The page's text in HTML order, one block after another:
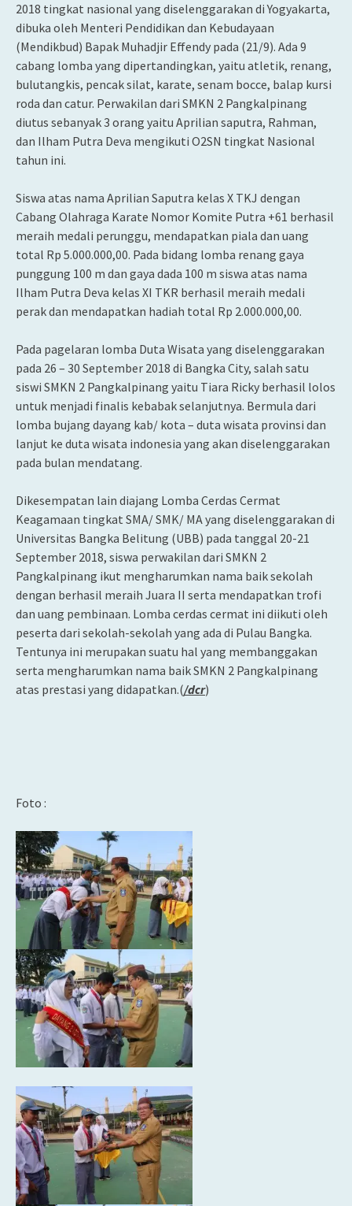
2018 tingkat nasional yang diselenggarakan di Yogyakarta,
dibuka oleh Menteri Pendidikan dan Kebudayaan
(Mendikbud) Bapak Muhadjir Effendy pada (21/9). Ada 9
cabang lomba yang dipertandingkan, yaitu atletik, renang,
bulutangkis, pencak silat, karate, senam bocce, balap kursi
roda dan catur. Perwakilan dari SMKN 2 Pangkalpinang
diutus sebanyak 3 orang yaitu Aprilian saputra, Rahman,
dan Ilham Putra Deva mengikuti O2SN tingkat Nasional
tahun ini.
Siswa atas nama Aprilian Saputra kelas X TKJ dengan
Cabang Olahraga Karate Nomor Komite Putra +61 berhasil
meraih medali perunggu, mendapatkan piala dan uang
total Rp 5.000.000,00. Pada bidang lomba renang gaya
punggung 100 m dan gaya dada 100 m siswa atas nama
Ilham Putra Deva kelas XI TKR berhasil meraih medali
perak dan mendapatkan hadiah total Rp 2.000.000,00.
Pada pagelaran lomba Duta Wisata yang diselenggarakan
pada 26 – 30 September 2018 di Bangka City, salah satu
siswi SMKN 2 Pangkalpinang yaitu Tiara Ricky berhasil lolos
untuk menjadi finalis kebabak selanjutnya. Bermula dari
lomba bujang dayang kab/ kota – duta wisata provinsi dan
lanjut ke duta wisata indonesia yang akan diselenggarakan
pada bulan mendatang.
Dikesempatan lain diajang Lomba Cerdas Cermat
Keagamaan tingkat SMA/ SMK/ MA yang diselenggarakan di
Universitas Bangka Belitung (UBB) pada tanggal 20-21
September 2018, siswa perwakilan dari SMKN 2
Pangkalpinang ikut mengharumkan nama baik sekolah
dengan berhasil meraih Juara II serta mendapatkan trofi
dan uang pembinaan. Lomba cerdas cermat ini diikuti oleh
peserta dari sekolah-sekolah yang ada di Pulau Bangka.
Tentunya ini merupakan suatu hal yang membanggakan
serta mengharumkan nama baik SMKN 2 Pangkalpinang
atas prestasi yang didapatkan.(/dcr)
Foto :